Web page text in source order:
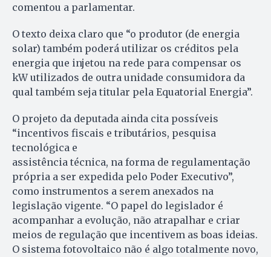
comentou a parlamentar.
O texto deixa claro que “o produtor (de energia
solar) também poderá utilizar os créditos pela
energia que injetou na rede para compensar os
kW utilizados de outra unidade consumidora da
qual também seja titular pela Equatorial Energia”.
O projeto da deputada ainda cita possíveis
“incentivos fiscais e tributários, pesquisa
tecnológica e
assistência técnica, na forma de regulamentação
própria a ser expedida pelo Poder Executivo”,
como instrumentos a serem anexados na
legislação vigente. “O papel do legislador é
acompanhar a evolução, não atrapalhar e criar
meios de regulação que incentivem as boas ideias.
O sistema fotovoltaico não é algo totalmente novo,